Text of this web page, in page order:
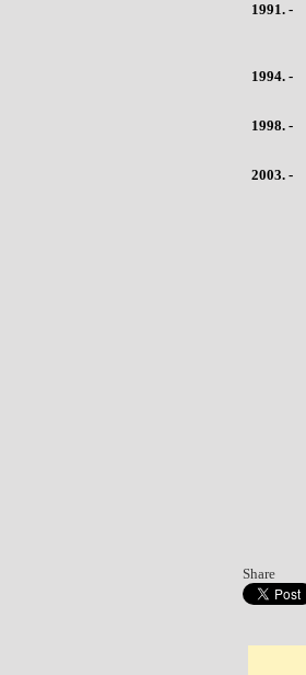
1991. -
1994. -
1998. -
2003. -
Share